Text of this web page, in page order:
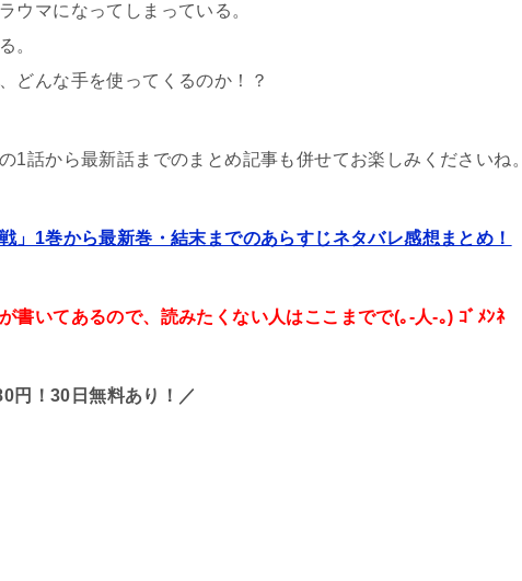
ウマになってしまっている。
。
どんな手を使ってくるのか！？
1話から最新話までのまとめ記事も併せてお楽しみくださいね。
」1巻から最新巻・結末までのあらすじネタバレ感想まとめ！
書いてあるので、読みたくない人はここまでで(｡-人-｡) ｺﾞﾒﾝﾈ
円！30日無料あり！／